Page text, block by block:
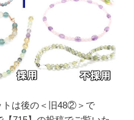
トは後の＜旧48②＞で